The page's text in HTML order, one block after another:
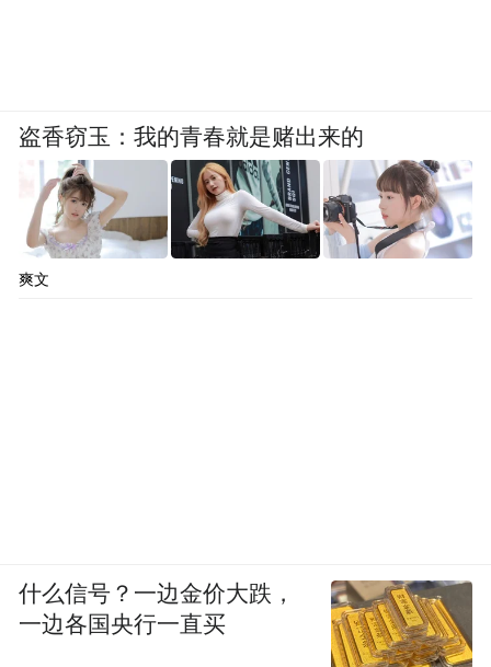
盗香窃玉：我的青春就是赌出来的
爽文
什么信号？一边金价大跌，
一边各国央行一直买